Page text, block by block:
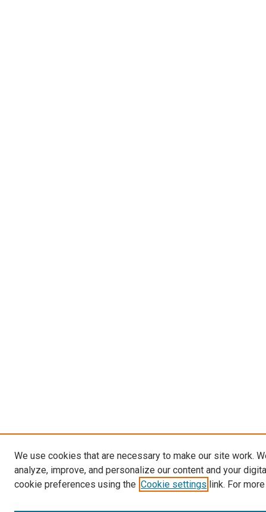
We use cookies that are necessary to make our site work.
analyze, improve, and personalize our content and your
cookie preferences using the Cookie settings link. For